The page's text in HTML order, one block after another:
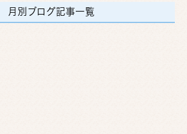
月別ブログ記事一覧